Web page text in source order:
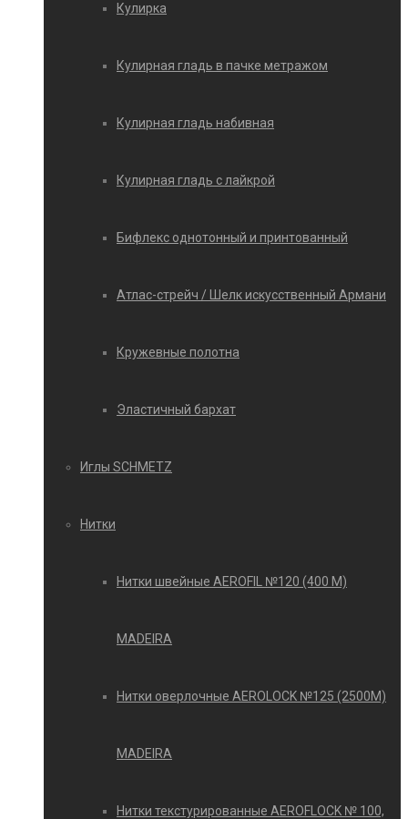
Кулирка
Кулирная гладь в пачке метражом
Кулирная гладь набивная
Кулирная гладь с лайкрой
Бифлекс однотонный и принтованный
Атлас-стрейч / Шелк искусственный Армани
Кружевные полотна
Эластичный бархат
Иглы SCHMETZ
Нитки
Нитки швейные AEROFIL №120 (400 М)
MADEIRA
Нитки оверлочные AEROLOCK №125 (2500М)
MADEIRA
Нитки текстурированные AEROFLOCK № 100,